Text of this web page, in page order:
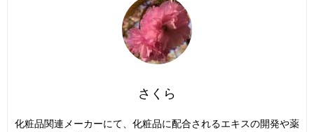
さくら
化粧品関連メーカーにて、化粧品に配合されるエキスの開発や薬